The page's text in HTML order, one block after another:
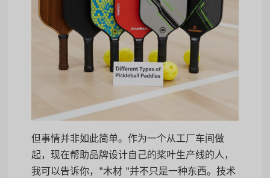
但事情并非如此简单。作为一个从工厂车间做
起，现在帮助品牌设计自己的桨叶生产线的人，
我可以告诉你，"木材 "并不只是一种东西。技术